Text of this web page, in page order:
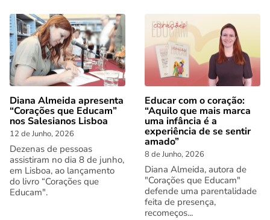
Diana Almeida apresenta
“Corações que Educam”
nos Salesianos Lisboa
12 de Junho, 2026
Dezenas de pessoas
assistiram no dia 8 de junho,
em Lisboa, ao lançamento
do livro “Corações que
Educam".
Educar com o coração:
“Aquilo que mais marca
uma infância é a
experiência de se sentir
amado”
8 de Junho, 2026
Diana Almeida, autora de
"Corações que Educam"
defende uma parentalidade
feita de presença,
recomeços...